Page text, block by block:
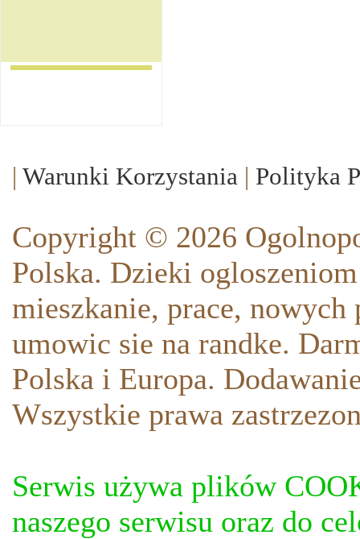
| Warunki Korzystania | Polityka
Copyright © 2026
Polska. Dzieki
mieszkanie, prace,
umowic sie na randke.
Polska i Europa.
Wszystkie prawa
Serwis używa plików
naszego serwisu oraz do